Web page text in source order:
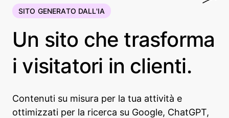
SITO GENERATO DALL'IA
Un sito che trasforma
i visitatori in clienti.
Contenuti su misura per la tua attività e
ottimizzati per la ricerca su Google, ChatGPT,